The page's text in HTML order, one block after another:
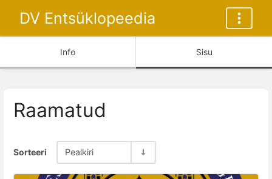
DV Entsüklopeedia
Info Sisu
Raamatud
Sorteeri Pealkiri